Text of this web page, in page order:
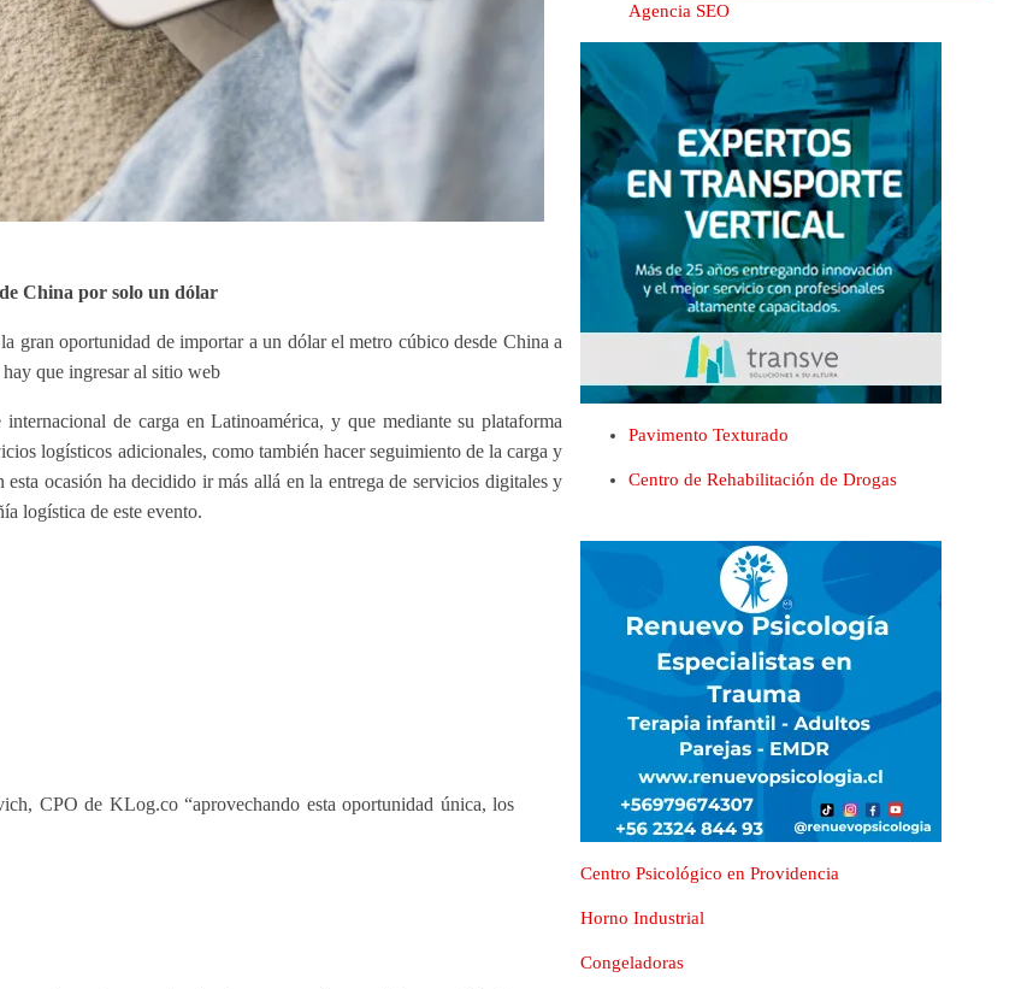
China por solo un dólar
gran oportunidad de importar a un dólar el metro cúbico desde China a
que ingresar al sitio web
de carga en Latinoamérica, y que mediante su plataforma
logísticos adicionales, como también hacer seguimiento de la carga y
ocasión ha decidido ir más allá en la entrega de servicios digitales y
logística de este evento.
CPO de KLog.co “aprovechando esta oportunidad única, los
Agencia SEO
Pavimento Texturado
Centro de Rehabilitación de Drogas
Centro Psicológico en Providencia
Horno Industrial
Congeladoras